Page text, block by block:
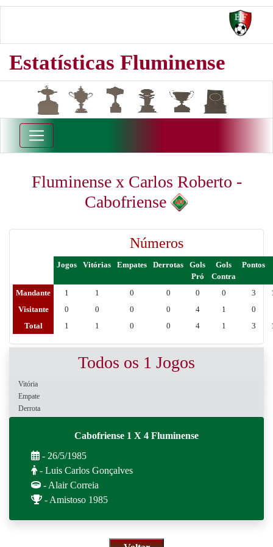
Estatísticas Fluminense
Fluminense x Carlos Roberto -
Cabofriense
Números
Jogos Vitórias Empates Derrotas
Gols
Pró
Gols
Contra
Pontos
Mandante 1 1 0 0 0 0 3
Visitante
0 0 0 0 4 1
0
Total
1 1 0 0 4 1 3
Todos os 1 Jogos
Vitória
Empate
Derrota
Cabofriense 1 X 4 Fluminense
- 26/5/1985
- Luis Carlos Gonçalves
- Alair Correia
- Amistoso 1985